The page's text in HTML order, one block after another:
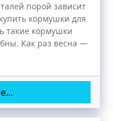
порой зависит
кормушки для
такие кормушки
Как раз весна —